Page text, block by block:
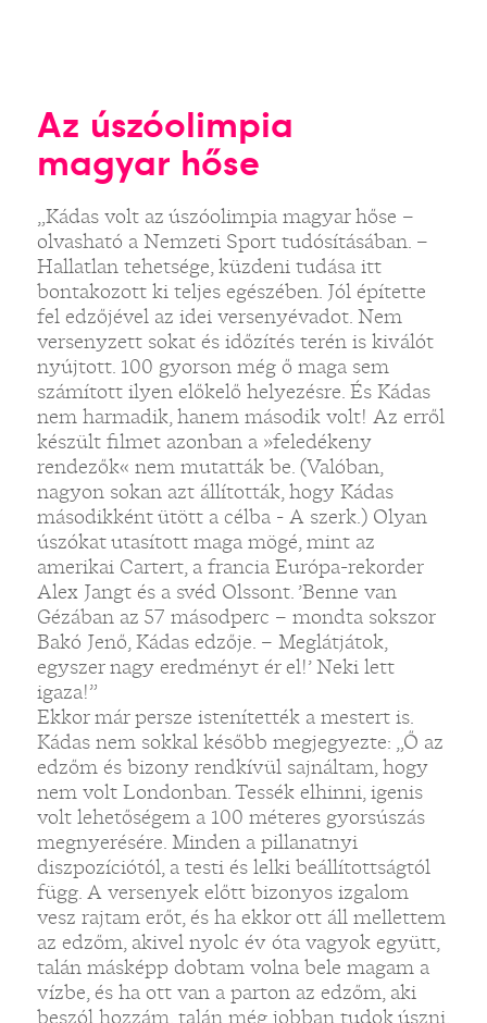
Az úszóolimpia
magyar hőse
„Kádas volt az úszóolimpia magyar hőse –
olvasható a Nemzeti Sport tudósításában. –
Hallatlan tehetsége, küzdeni tudása itt
bontakozott ki teljes egészében. Jól építette
fel edzőjével az idei versenyévadot. Nem
versenyzett sokat és időzítés terén is kiválót
nyújtott. 100 gyorson még ő maga sem
számított ilyen előkelő helyezésre. És Kádas
nem harmadik, hanem második volt! Az erről
készült filmet azonban a »feledékeny
rendezők« nem mutatták be. (Valóban,
nagyon sokan azt állították, hogy Kádas
másodikként ütött a célba - A szerk.) Olyan
úszókat utasított maga mögé, mint az
amerikai Cartert, a francia Európa-rekorder
Alex Jangt és a svéd Olssont. ’Benne van
Gézában az 57 másodperc – mondta sokszor
Bakó Jenő, Kádas edzője. – Meglátjátok,
egyszer nagy eredményt ér el!’ Neki lett
igaza!”
Ekkor már persze istenítették a mestert is.
Kádas nem sokkal később megjegyezte: „Ő az
edzőm és bizony rendkívül sajnáltam, hogy
nem volt Londonban. Tessék elhinni, igenis
volt lehetőségem a 100 méteres gyorsúszás
megnyerésére. Minden a pillanatnyi
diszpozíciótól, a testi és lelki beállítottságtól
függ. A versenyek előtt bizonyos izgalom
vesz rajtam erőt, és ha ekkor ott áll mellettem
az edzőm, akivel nyolc év óta vagyok együtt,
talán másképp dobtam volna bele magam a
vízbe, és ha ott van a parton az edzőm, aki
beszól hozzám, talán még jobban tudok úszni,